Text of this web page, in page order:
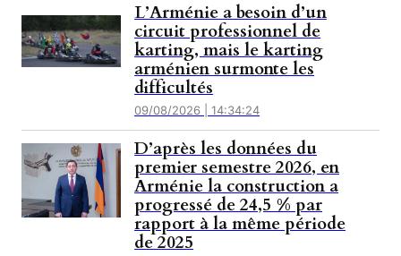
L’Arménie a besoin d’un
circuit professionnel de
karting, mais le karting
arménien surmonte les
difficultés
09/08/2026 | 14:34:24
D’après les données du
premier semestre 2026, en
Arménie la construction a
progressé de 24,5 % par
rapport à la même période
de 2025